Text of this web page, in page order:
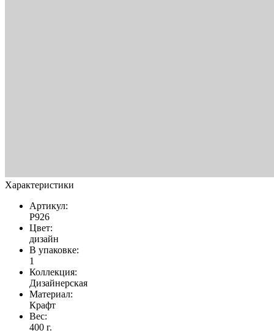
Характеристики
Артикул:
Р926
Цвет:
дизайн
В упаковке:
1
Коллекция:
Дизайнерская
Материал:
Крафт
Вес:
400 г.